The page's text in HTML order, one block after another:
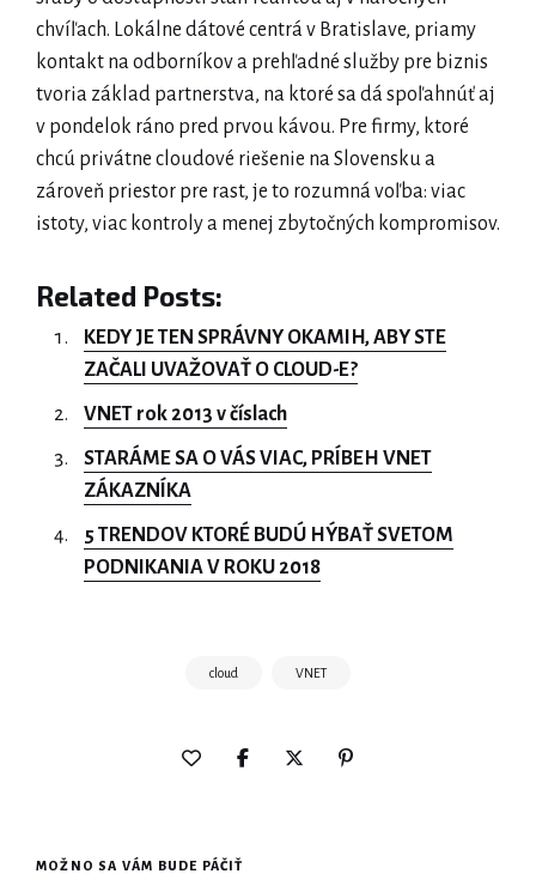
chvíľach. Lokálne dátové centrá v Bratislave, priamy
kontakt na odborníkov a prehľadné služby pre biznis
tvoria základ partnerstva, na ktoré sa dá spoľahnúť aj
v pondelok ráno pred prvou kávou. Pre firmy, ktoré
chcú privátne cloudové riešenie na Slovensku a
zároveň priestor pre rast, je to rozumná voľba: viac
istoty, viac kontroly a menej zbytočných kompromisov.
Related Posts:
KEDY JE TEN SPRÁVNY OKAMIH, ABY STE
ZAČALI UVAŽOVAŤ O CLOUD-E?
VNET rok 2013 v číslach
STARÁME SA O VÁS VIAC, PRÍBEH VNET
ZÁKAZNÍKA
5 TRENDOV KTORÉ BUDÚ HÝBAŤ SVETOM
PODNIKANIA V ROKU 2018
cloud VNET
MOŽNO SA VÁM BUDE PÁČIŤ